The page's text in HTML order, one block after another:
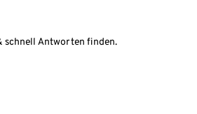
schnell Antworten finden.